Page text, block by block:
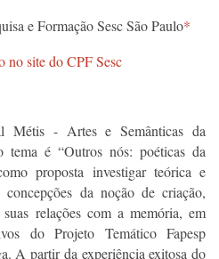
e Formação Sesc São Paulo*
no site doCPF Sesc
Métis - Artes e Semânticas da
é “Outros nós: poéticas da
proposta investigar teórica e
concepções da noção de criação,
relações com a memória, em
do Projeto Temático Fapesp
A partir da experiência exitosa do